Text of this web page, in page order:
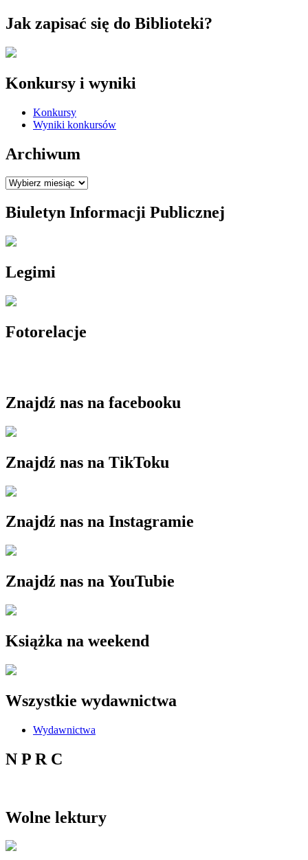
Jak zapisać się do Biblioteki?
Konkursy i wyniki
Konkursy
Wyniki konkursów
Archiwum
Archiwum
Biuletyn Informacji Publicznej
Legimi
Fotorelacje
Znajdź nas na facebooku
Znajdź nas na TikToku
Znajdź nas na Instagramie
Znajdź nas na YouTubie
Książka na weekend
Wszystkie wydawnictwa
Wydawnictwa
N P R C
Wolne lektury